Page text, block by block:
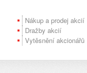
Nákup a prodej akcií
Dražby akcií
Vytěsnění akcionářů